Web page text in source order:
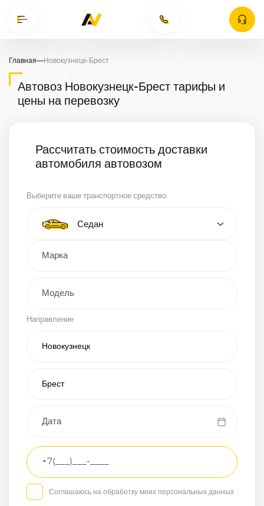
Главная—Новокузнецк-Брест
Автовоз Новокузнецк-Брест тарифы и
цены на перевозку
Рассчитать стоимость доставки
автомобиля автовозом
Выберите ваше транспортное средство
Тип автомобиля
Седан
Кроссовер
Грузовой
Направление
Транспортное
средство
Седан
Соглашаюсь на обработку моих персональных данных